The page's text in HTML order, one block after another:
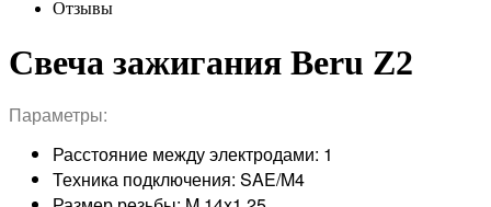
Отзывы
Свеча зажигания Beru Z2
Параметры:
Расстояние между электродами: 1
Техника подключения: SAE/M4